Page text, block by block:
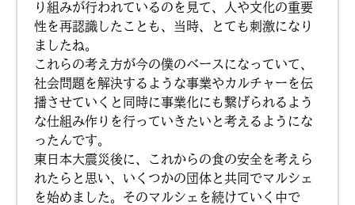
り組みが行われているのを見て、人や文化の重要
性を再認識したことも、当時、とても刺激になり
ましたね。
これらの考え方が今の僕のベースになっていて、
社会問題を解決するような事業やカルチャーを伝
播させていくと同時に事業化にも繋げられるよう
な仕組み作りを行っていきたいと考えるようにな
ったんです。
東日本大震災後に、これからの食の安全を考えら
れたらと思い、いくつかの団体と共同でマルシェ
を始めました。そのマルシェを続けていく中で